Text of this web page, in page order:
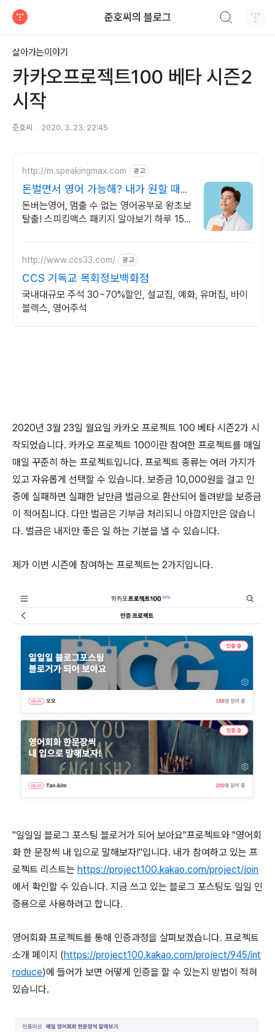
준호씨의 블로그
살아가는이야기
카카오프로젝트100 베타 시즌2
시작
준호씨 2020. 3. 23. 22:45
http://m.speakingmax.com 광고
돈벌면서 영어 가능해? 내가 원할 때
번만큼 출금!
돈버는영어, 멈출 수 없는 영어공부로 왕초보
탈출! 스피킹맥스 패키지 알아보기 하루 15
http://www.ccs33.com/ 광고
CCS 기독교 목회정보백화점
국내대규모 주석 30~70%할인, 설교집, 예화, 유머집, 바이
블렉스, 영어주석
2020년 3월 23일 월요일 카카오 프로젝트 100 베타 시즌2가 시
작되었습니다. 카카오 프로젝트 100이란 참여한 프로젝트를 매일
매일 꾸준히 하는 프로젝트입니다. 프로젝트 종류는 여러 가지가
있고 자유롭게 선택할 수 있습니다. 보증금 10,000원을 걸고 인
증에 실패하면 실패한 날만큼 벌금으로 환산되어 돌려받을 보증금
이 적어집니다. 다만 벌금은 기부금 처리되니 아깝지만은 않습니
다. 벌금은 내지만 좋은 일 하는 기분을 낼 수 있습니다.
제가 이번 시즌에 참여하는 프로젝트는 2가지입니다.
"일일일 블로그 포스팅 블로거가 되어 보아요"프로젝트와 "영어회
화 한 문장씩 내 입으로 말해보자!"입니다. 내가 참여하고 있는 프
로젝트 리스트는 https://project100.kakao.com/project/join
에서 확인할 수 있습니다. 지금 쓰고 있는 블로그 포스팅도 일일 인
증용으로 사용하려고 합니다.
영어회화 프로젝트를 통해 인증과정을 살펴보겠습니다. 프로젝트
소개 페이지 (https://project100.kakao.com/project/945/int
roduce)에 들어가 보면 어떻게 인증을 할 수 있는지 방법이 적혀
있습니다.